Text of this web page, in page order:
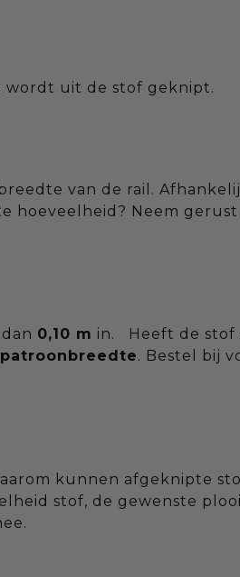
wordt uit de stof geknipt.
van de rail.
hoeveelheid? Neem
0,10 m in. Heeft de stof
patroonbreedte. Bestel bij
kunnen afgeknipte
stof, de gewenste